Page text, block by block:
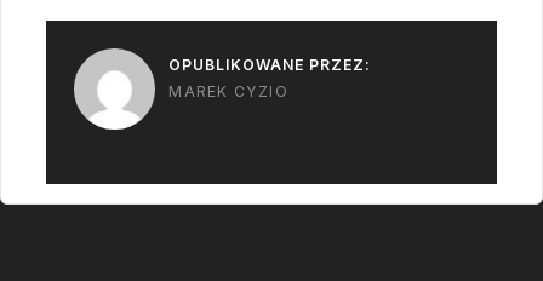
OPUBLIKOWANE PRZEZ:
MAREK CYZIO